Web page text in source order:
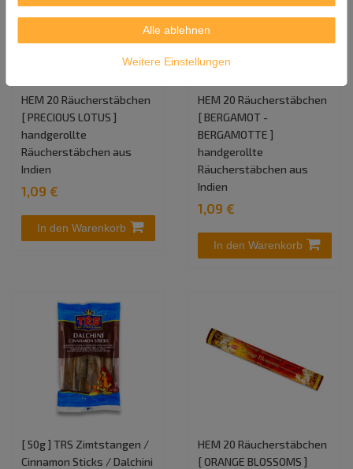
HEM 20 Räucherstäbchen
[ PRECIOUS LOTUS ]
handgerollte
Räucherstäbchen aus
Indien
1,09 €
In den Warenkorb
HEM 20 Räucherstäbchen
[ BERGAMOT -
BERGAMOTTE ]
handgerollte
Räucherstäbchen aus
Indien
1,09 €
In den Warenkorb
[ 50g ] TRS Zimtstangen /
Cinnamon Sticks / Dalchini
HEM 20 Räucherstäbchen
[ ORANGE BLOSSOMS ]
Alle ablehnen
Weitere Einstellungen